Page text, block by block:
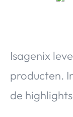
Isagenix
producten.
de